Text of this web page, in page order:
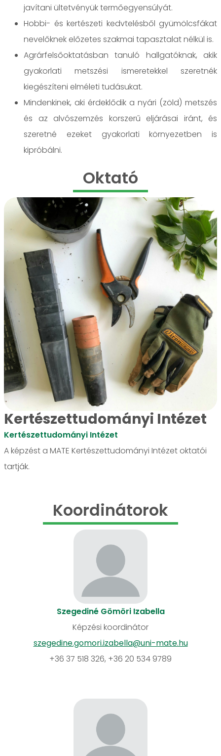
javítani ültetvényük termőegyensúlyát.
Hobbi- és kertészeti kedvtelésből gyümölcsfákat
nevelőknek előzetes szakmai tapasztalat nélkül is.
Agrárfelsőoktatásban tanuló hallgatóknak, akik
gyakorlati metszési ismeretekkel szeretnék
kiegészíteni elméleti tudásukat.
Mindenkinek, aki érdeklődik a nyári (zöld) metszés
és az alvószemzés korszerű eljárásai iránt, és
szeretné ezeket gyakorlati környezetben is
kipróbálni.
Oktató
Kertészettudományi Intézet
Kertészettudományi Intézet
A képzést a MATE Kertészettudományi Intézet oktatói
tartják.
Koordinátorok
Szegediné Gömöri Izabella
Képzési koordinátor
szegedine.gomori.izabella@uni-mate.hu
+36 37 518 326, +36 20 534 9789